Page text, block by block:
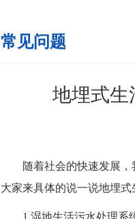
常见问题
地埋式生
随着社会的快速发展，
大家来具体的说一说地埋
1.湿地生活污水处理系